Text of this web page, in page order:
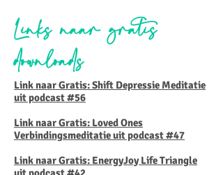
Links naar gratis
downloads
Link naar Gratis: Shift Depressie Meditatie
uit podcast #56
Link naar Gratis: Loved Ones
Verbindingsmeditatie uit podcast #47
Link naar Gratis: EnergyJoy Life Triangle